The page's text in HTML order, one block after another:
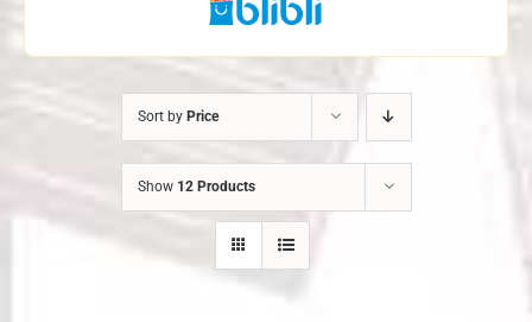
Sort by Price
Show 12 Products